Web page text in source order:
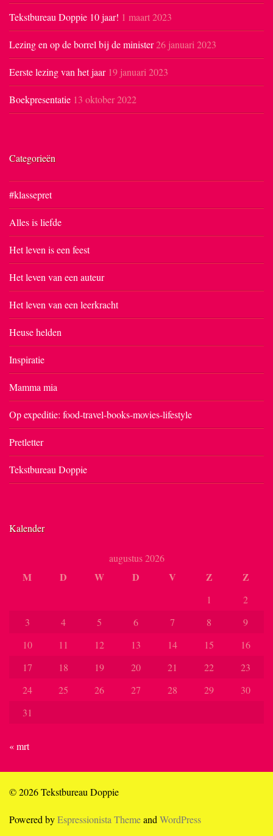
Tekstbureau Doppie 10 jaar! 1 maart 2023
Lezing en op de borrel bij de minister26 januari 2023
Eerste lezing van het jaar 19 januari 2023
Boekpresentatie 13 oktober 2022
Categorieën
#klassepret
Alles is liefde
Het leven is een feest
Het leven van een auteur
Het leven van een leerkracht
Heuse helden
Inspiratie
Mamma mia
Op expeditie: food-travel-books-movies-lifestyle
Pretletter
Tekstbureau Doppie
Kalender
augustus 2026
M D W D V Z Z
1
2
3
4 5 6 7 8
9
10
11 12 13 14 15
16
17
18 19 20 21 22
23
24
25 26 27 28 29
30
31
« mrt
© 2026 Tekstbureau Doppie
Powered byEspressionista ThemeandWordPress